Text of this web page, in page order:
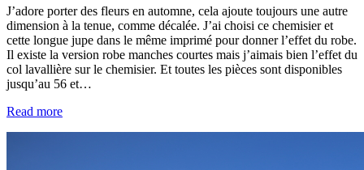
J’adore porter des fleurs en automne, cela ajoute toujours une autre
dimension à la tenue, comme décalée. J’ai choisi ce chemisier et
cette longue jupe dans le même imprimé pour donner l’effet du robe.
Il existe la version robe manches courtes mais j’aimais bien l’effet du
col lavallière sur le chemisier. Et toutes les pièces sont disponibles
jusqu’au 56 et…
Read more